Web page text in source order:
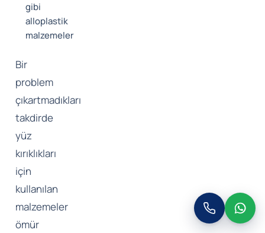
gibi
alloplastik
malzemeler
Bir
problem
çıkartmadıkları
takdirde
yüz
kırıklıkları
için
kullanılan
malzemeler
ömür